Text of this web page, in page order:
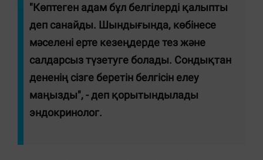
"Көптеген адам бұл белгілерді қалыпты
деп санайды. Шындығында, көбінесе
мәселені ерте кезеңдерде тез және
салдарсыз түзетуге болады. Сондықтан
дененің сізге беретін белгісін елеу
маңызды", - деп қорытындылады
эндокринолог.